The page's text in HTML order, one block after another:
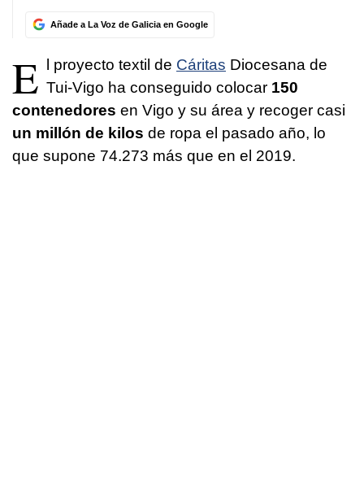
Añade a La Voz de Galicia en Google
E l proyecto textil de Cáritas Diocesana de
Tui-Vigo ha conseguido colocar 150
contenedores en Vigo y su área y recoger casi
un millón de kilos de ropa el pasado año, lo
que supone 74.273 más que en el 2019.